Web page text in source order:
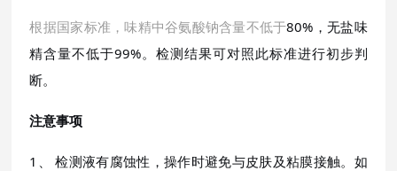
根据国家标准，味精中谷氨酸钠含量不低于80%，无盐味
精含量不低于99%。检测结果可对照此标准进行初步判
断。
注意事项
1、 检测液有腐蚀性，操作时避免与皮肤及粘膜接触。如